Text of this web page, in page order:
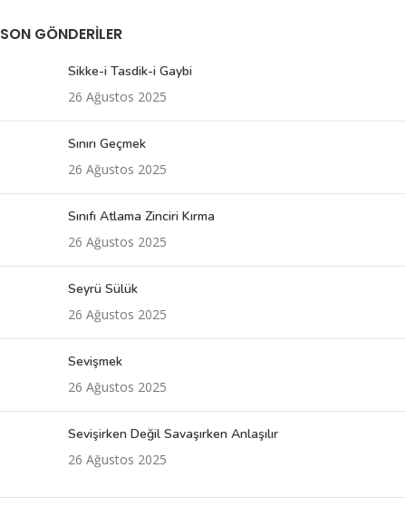
SON GÖNDERILER
Sikke-i Tasdik-i Gaybi
26 Ağustos 2025
Sınırı Geçmek
26 Ağustos 2025
Sınıfı Atlama Zinciri Kırma
26 Ağustos 2025
Seyrü Sülük
26 Ağustos 2025
Sevişmek
26 Ağustos 2025
Sevişirken Değil Savaşırken Anlaşılır
26 Ağustos 2025